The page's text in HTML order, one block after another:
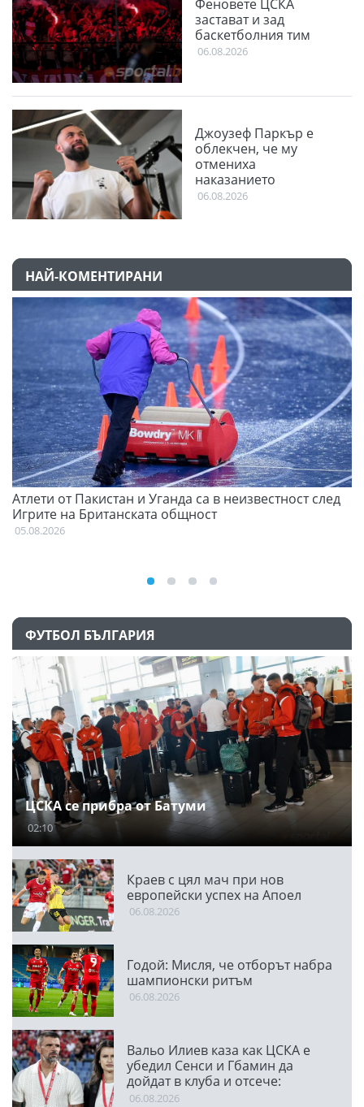
Феновете ЦСКА
застават и зад
баскетболния тим
06.08.2026
Джоузеф Паркър е
облекчен, че му
отмениха
наказанието
06.08.2026
НАЙ-КОМЕНТИРАНИ
Атлети от Пакистан и Уганда са в неизвестност след
Игрите на Британската общност
05.08.2026
ФУТБОЛ БЪЛГАРИЯ
ЦСКА се прибра от Батуми
02:10
Краев с цял мач при нов
европейски успех на Апоел
06.08.2026
Годой: Мисля, че отборът набра
шампионски ритъм
06.08.2026
Вальо Илиев каза как ЦСКА е
убедил Сенси и Гбамин да
дойдат в клуба и отсече:
Направихме изключителен
06.08.2026